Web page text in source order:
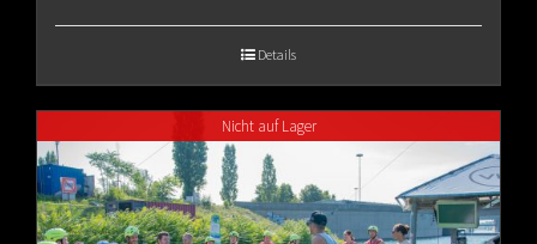
€80.00
Details
Nicht auf Lager